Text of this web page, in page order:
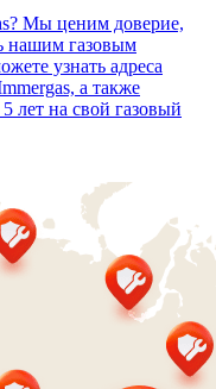
Мы ценим доверие,
нашим газовым
узнать адреса
а также
лет на свой газовый